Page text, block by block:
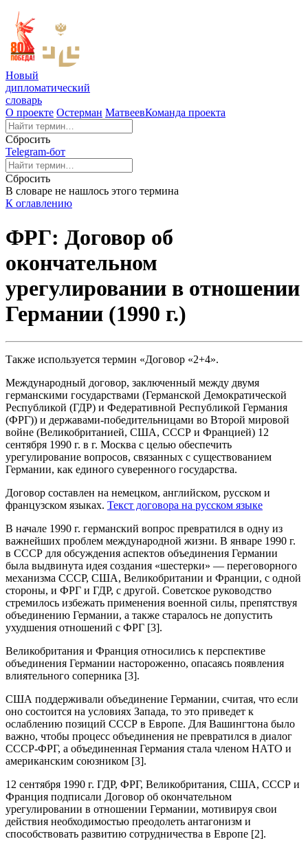
Новый
дипломатический
словарь
О проекте Остерман МатвеевКоманда проекта
Сбросить
Telegram-бот
Сбросить
В словаре не нашлось этого термина
К оглавлению
ФРГ: Договор об
окончательном
урегулировании в отношении
Германии (1990 г.)
Также используется термин «Договор «2+4».
Международный договор, заключенный между двумя
германскими государствами (Германской Демократической
Республикой (ГДР) и Федеративной Республикой Германия
(ФРГ)) и державами-победительницами во Второй мировой
войне (Великобританией, США, СССР и Францией) 12
сентября 1990 г. в г. Москва с целью обеспечить
урегулирование вопросов, связанных с существованием
Германии, как единого суверенного государства.
Договор составлен на немецком, английском, русском и
французском языках. Текст договора на русском языке
В начале 1990 г. германский вопрос превратился в одну из
важнейших проблем международной жизни. В январе 1990 г.
в СССР для обсуждения аспектов объединения Германии
была выдвинута идея создания «шестерки» — переговорного
механизма СССР, США, Великобритании и Франции, с одной
стороны, и ФРГ и ГДР, с другой. Советское руководство
стремилось избежать применения военной силы, препятствуя
объединению Германии, а также старалось не допустить
ухудшения отношений с ФРГ [3].
Великобритания и Франция относились к перспективе
объединения Германии настороженно, опасаясь появления
влиятельного соперника [3].
США поддерживали объединение Германии, считая, что если
оно состоится на условиях Запада, то это приведет к
ослаблению позиций СССР в Европе. Для Вашингтона было
важно, чтобы процесс объединения не превратился в диалог
СССР-ФРГ, а объединенная Германия стала членом НАТО и
американским союзником [3].
12 сентября 1990 г. ГДР, ФРГ, Великобритания, США, СССР и
Франция подписали Договор об окончательном
урегулировании в отношении Германии, мотивируя свои
действия необходимостью преодолеть антагонизм и
способствовать развитию сотрудничества в Европе [2].